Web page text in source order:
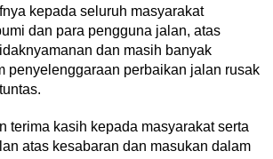
kepada seluruh masyarakat
dan para pengguna jalan, atas
dan masih banyak
penyelenggaraan perbaikan jalan rusak
terima kasih kepada masyarakat serta
atas kesabaran dan masukan dalam